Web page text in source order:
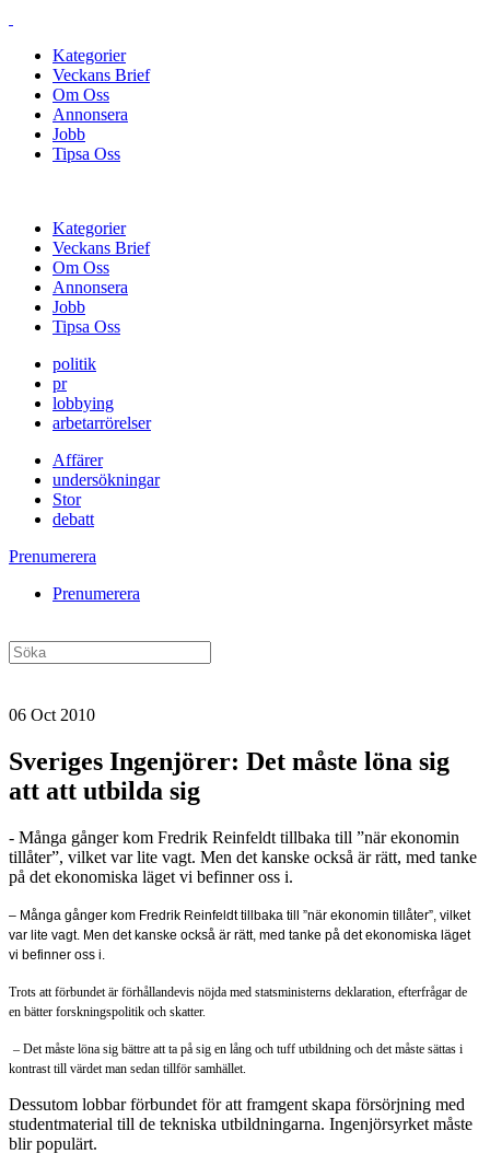
Kategorier
Veckans Brief
Om Oss
Annonsera
Jobb
Tipsa Oss
Kategorier
Veckans Brief
Om Oss
Annonsera
Jobb
Tipsa Oss
politik
pr
lobbying
arbetarrörelser
Affärer
undersökningar
Stor
debatt
Prenumerera
Prenumerera
06 Oct 2010
Sveriges Ingenjörer: Det måste löna sig
att att utbilda sig
- Många gånger kom Fredrik Reinfeldt tillbaka till ”när ekonomin
tillåter”, vilket var lite vagt. Men det kanske också är rätt, med tanke
på det ekonomiska läget vi befinner oss i.
– Många gånger kom Fredrik Reinfeldt tillbaka till ”när ekonomin tillåter”, vilket
var lite vagt. Men det kanske också är rätt, med tanke på det ekonomiska läget
vi befinner oss i.
Trots att förbundet är förhållandevis nöjda med statsministerns deklaration, efterfrågar de
en bätter forskningspolitik och skatter.
– Det måste löna sig bättre att ta på sig en lång och tuff utbildning och det måste sättas i
kontrast till värdet man sedan tillför samhället.
Dessutom lobbar förbundet för att framgent skapa försörjning med
studentmaterial till de tekniska utbildningarna. Ingenjörsyrket måste
blir populärt.